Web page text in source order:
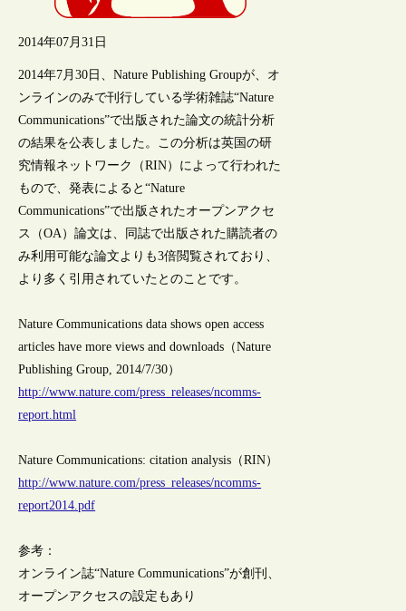
2014年07月31日
2014年7月30日、Nature Publishing Groupが、オ
ンラインのみで刊行している学術雑誌“Nature
Communications”で出版された論文の統計分析
の結果を公表しました。この分析は英国の研
究情報ネットワーク（RIN）によって行われた
もので、発表によると“Nature
Communications”で出版されたオープンアクセ
ス（OA）論文は、同誌で出版された購読者の
み利用可能な論文よりも3倍閲覧されており、
より多く引用されていたとのことです。
Nature Communications data shows open access
articles have more views and downloads（Nature
Publishing Group, 2014/7/30）
http://www.nature.com/press_releases/ncomms-
report.html
Nature Communications: citation analysis（RIN）
http://www.nature.com/press_releases/ncomms-
report2014.pdf
参考：
オンライン誌“Nature Communications”が創刊、
オープンアクセスの設定もあり